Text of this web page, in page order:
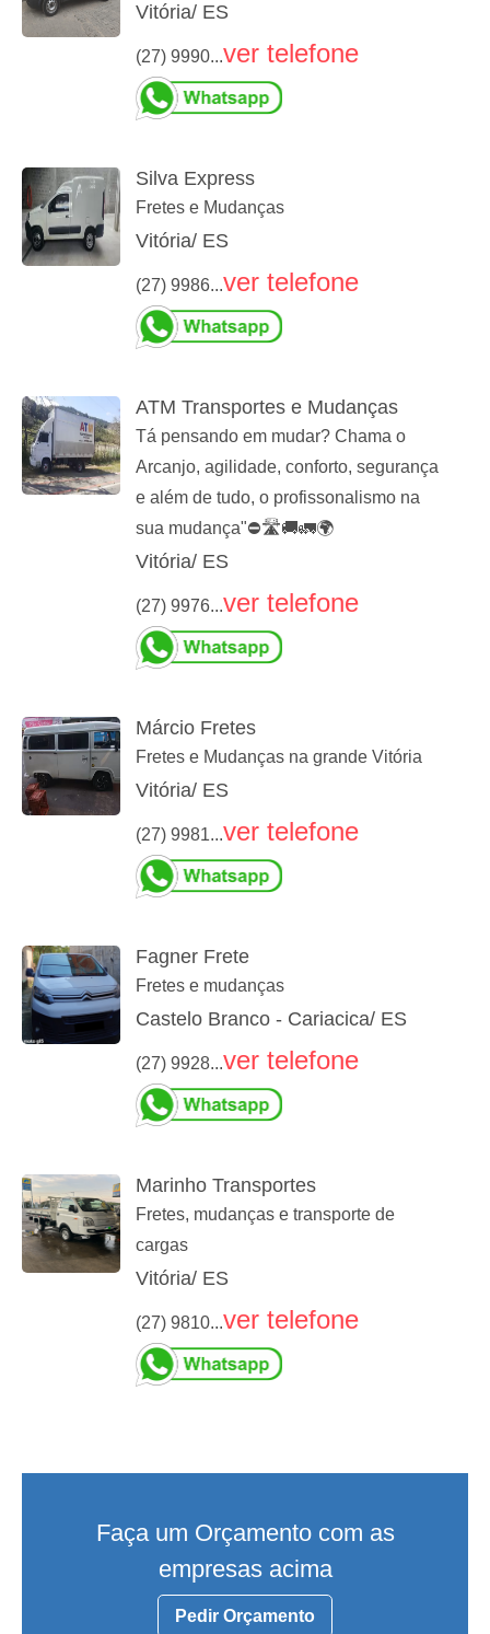
Vitória/ ES
(27) 9990...ver telefone
Silva Express
Fretes e Mudanças
Vitória/ ES
(27) 9986...ver telefone
ATM Transportes e Mudanças
Tá pensando em mudar? Chama o
Arcanjo, agilidade, conforto, segurança
e além de tudo, o profissonalismo na
sua mudança"⛔🛣🚚🚛🌍
Vitória/ ES
(27) 9976...ver telefone
Márcio Fretes
Fretes e Mudanças na grande Vitória
Vitória/ ES
(27) 9981...ver telefone
Fagner Frete
Fretes e mudanças
Castelo Branco - Cariacica/ ES
(27) 9928...ver telefone
Marinho Transportes
Fretes, mudanças e transporte de
cargas
Vitória/ ES
(27) 9810...ver telefone
Faça um Orçamento com as
empresas acima
Pedir Orçamento